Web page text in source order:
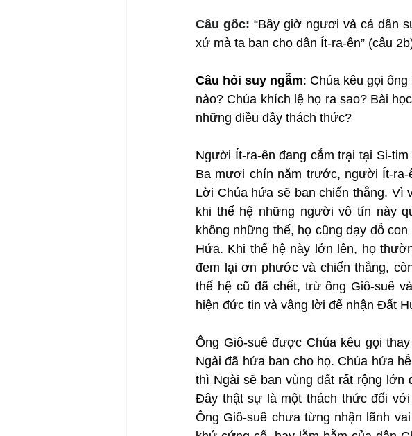
Câu gốc: “Bây giờ ngươi và cả dân
xứ mà ta ban cho dân Ít-ra-ên” (câu
Câu hỏi suy ngẫm: Chúa kêu gọi
nào? Chúa khích lệ họ ra sao? Bài
những điều đầy thách thức?
Người Ít-ra-ên đang cắm trại tại Si-
Ba mươi chín năm trước, người Ít-
Lời Chúa hứa sẽ ban chiến thắng. Vì
khi thế hệ những người vô tín này
không những thế, họ cũng dạy dỗ
Hứa. Khi thế hệ này lớn lên, họ
đem lại ơn phước và chiến thắng,
thế hệ cũ đã chết, trừ ông Giô-suê
hiện đức tin và vâng lời để nhận Đất
Ông Giô-suê được Chúa kêu gọi
Ngài đã hứa ban cho họ. Chúa hứa
thì Ngài sẽ ban vùng đất rất rộng lớn
Đây thật sự là một thách thức đối
Ông Giô-suê chưa từng nhận lãnh